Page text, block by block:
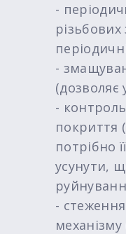
-
-
(дозволяє
-
покриття
потрібно
усунути,
- стеження